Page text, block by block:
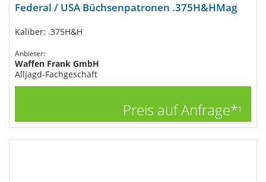
Federal / USA Büchsenpatronen .375H&HMag
Kaliber: .375H&H
Anbieter:
Waffen Frank GmbH
Alljagd-Fachgeschäft
Preis auf Anfrage*1